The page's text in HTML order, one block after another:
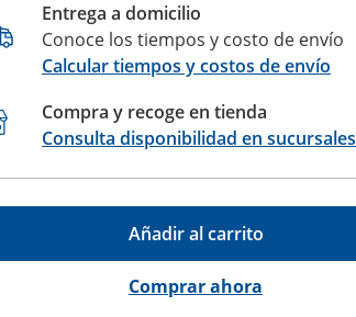
Entrega a domicilio
Conoce los tiempos y costo de envío
Calcular tiempos y costos de envío
Compra y recoge en tienda
Consulta disponibilidad en sucursales
Añadir al carrito
Comprar ahora